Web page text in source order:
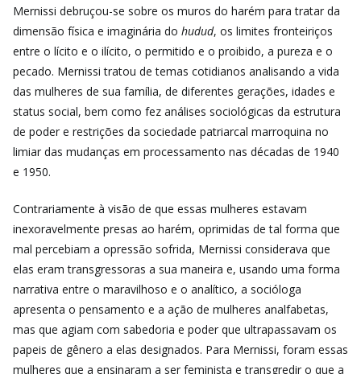
Mernissi debruçou-se sobre os muros do harém para tratar da
dimensão física e imaginária do hudud, os limites fronteiriços
entre o lícito e o ilícito, o permitido e o proibido, a pureza e o
pecado. Mernissi tratou de temas cotidianos analisando a vida
das mulheres de sua família, de diferentes gerações, idades e
status social, bem como fez análises sociológicas da estrutura
de poder e restrições da sociedade patriarcal marroquina no
limiar das mudanças em processamento nas décadas de 1940
e 1950.
Contrariamente à visão de que essas mulheres estavam
inexoravelmente presas ao harém, oprimidas de tal forma que
mal percebiam a opressão sofrida, Mernissi considerava que
elas eram transgressoras a sua maneira e, usando uma forma
narrativa entre o maravilhoso e o analítico, a socióloga
apresenta o pensamento e a ação de mulheres analfabetas,
mas que agiam com sabedoria e poder que ultrapassavam os
papeis de gênero a elas designados. Para Mernissi, foram essas
mulheres que a ensinaram a ser feminista e transgredir o que a